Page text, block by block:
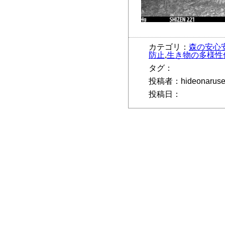
カテゴリ： 森の安心
防止,生き物の多様性
タグ：
投稿者：hideonaruse
投稿日：